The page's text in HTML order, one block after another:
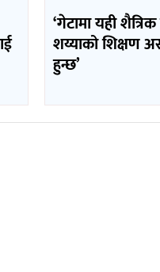
‘गेटामा यही
शय्याको शिक्षण
हुन्छ’